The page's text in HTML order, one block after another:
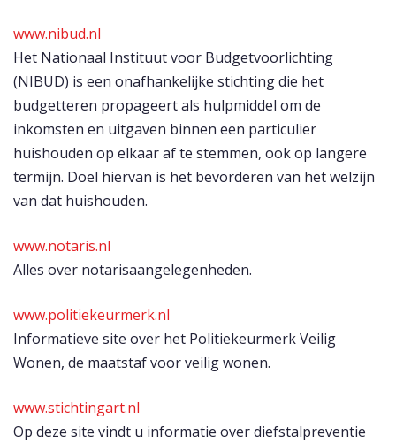
www.nibud.nl
Het Nationaal Instituut voor Budgetvoorlichting
(NIBUD) is een onafhankelijke stichting die het
budgetteren propageert als hulpmiddel om de
inkomsten en uitgaven binnen een particulier
huishouden op elkaar af te stemmen, ook op langere
termijn. Doel hiervan is het bevorderen van het welzijn
van dat huishouden.
www.notaris.nl
Alles over notarisaangelegenheden.
www.politiekeurmerk.nl
Informatieve site over het Politiekeurmerk Veilig
Wonen, de maatstaf voor veilig wonen.
www.stichtingart.nl
Op deze site vindt u informatie over diefstalpreventie